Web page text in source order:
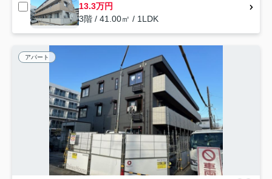
13.3万円
3階 / 41.00㎡ / 1LDK
アパート